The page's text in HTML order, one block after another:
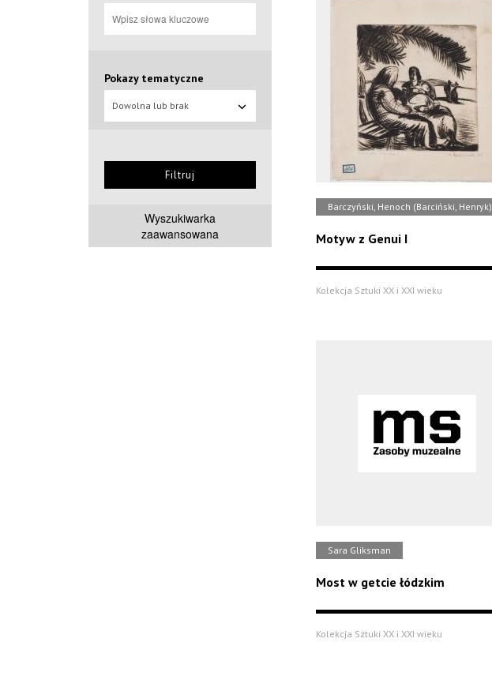
Pokazy tematyczne
Dowolna lub brak
Filtruj
Wyszukiwarka
zaawansowana
Barczyński, Henoch (Barciński, Henryk)
Motyw z Genui I
Kolekcja Sztuki XX i XXI wieku
Sara Gliksman
Most w getcie łódzkim
Kolekcja Sztuki XX i XXI wieku